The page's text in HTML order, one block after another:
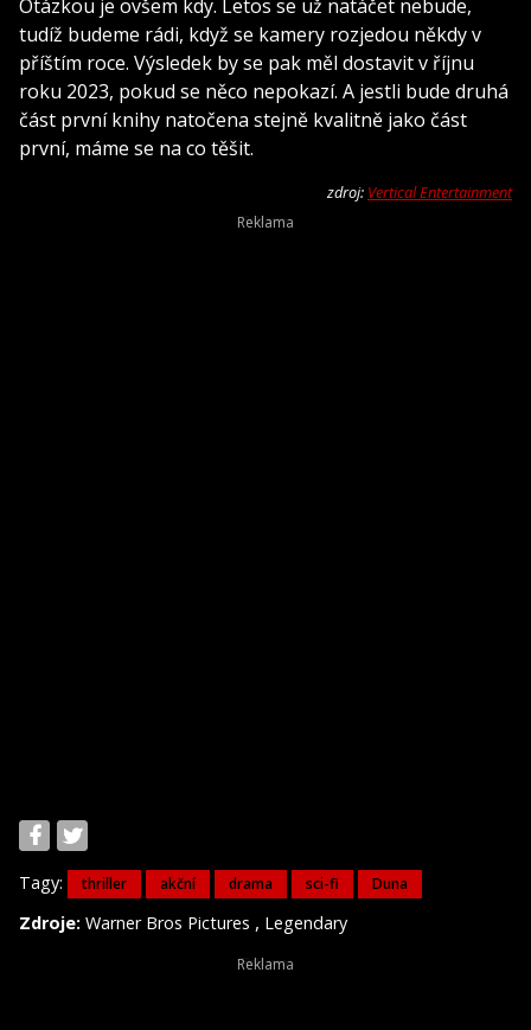
Otázkou je ovšem kdy. Letos se už natáčet nebude,
tudíž budeme rádi, když se kamery rozjedou někdy v
příštím roce. Výsledek by se pak měl dostavit v říjnu
roku 2023, pokud se něco nepokazí. A jestli bude druhá
část první knihy natočena stejně kvalitně jako část
první, máme se na co těšit.
zdroj: Vertical Entertainment
Tagy: thriller akční drama sci-fi Duna
Zdroje: Warner Bros Pictures , Legendary